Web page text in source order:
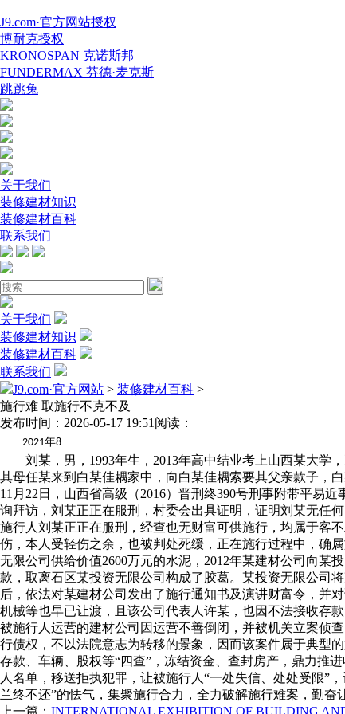
J9.com·官方网站授权
博耐克授权
KRONOSPAN 克诺斯邦
FUNDERMAX 芬德·麦克斯
跳跳兔
关于我们
装修建材知识
装修建材百科
联系我们
关于我们
装修建材知识
装修建材百科
联系我们
J9.com·官方网站 > 装修建材百科 >
施行难 取施行不克不及
发布时间：2026-05-17 19:51 阅读：
2021年8
刘某，男，1993年生，2013年高中结业考上山西某大学，
其母任某来到白某佳耦家中，向白某佳耦索要其父亲款子，
11月22日，山西省高级（2016）晋刑终390号刑事附带平易
询拜访，刘某正正在服刑，村委会出具证明，证明刘某无任
施行人刘某正正在服刑，经查也无财富可供施行，均属于客
伤，本人受轻伤之余，也被判处死缓，正在施行过程中，确
无限公司供给价值2600万元的水泥，2012年某建材公司向某
款，取离石区某投资无限公司构成了胶葛。某投资无限公司
后，依法对某建材公司发出了施行通知书及演讲财富令，并
机械等也早已让渡，且该公司代表人许某，也因不法接收存
被施行人运营的建材公司因运营不善倒闭，并被机关立案侦
行债权，不以法院意志为转移的景象，因而该案件属于典型
存款、车辆、股权等“四查”，冻结资金、查封房产，鼎力推
人名单，移送拒执犯罪，让被施行人“一处失信、处处受限”
兰终不还”的怯气，集聚施行合力，全力破解施行难案，勤
上一篇： INTERNATIONAL EXHIBITION OF BUILDING